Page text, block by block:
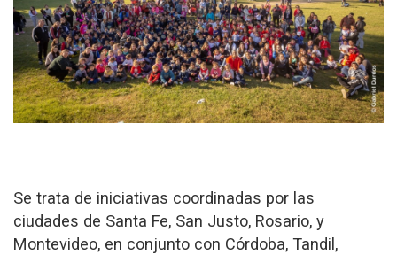
Se trata de iniciativas coordinadas por las
ciudades de Santa Fe, San Justo, Rosario, y
Montevideo, en conjunto con Córdoba, Tandil,